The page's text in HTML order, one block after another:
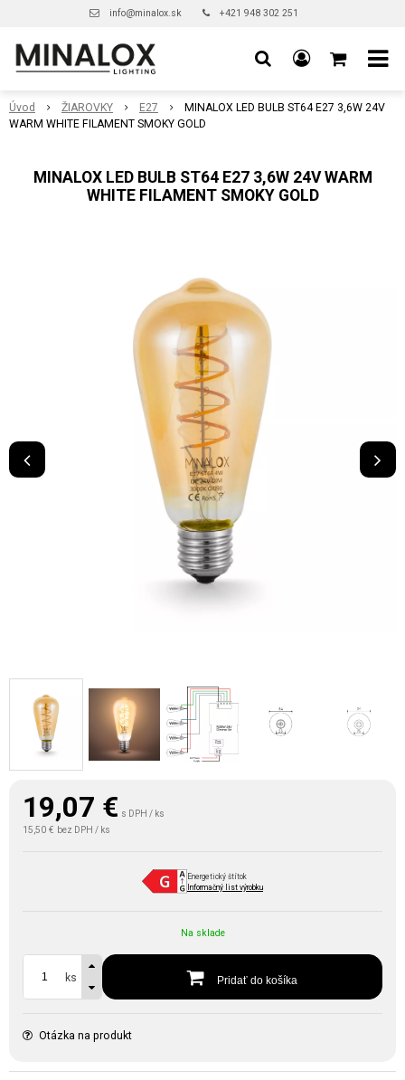
info@minalox.sk +421 948 302 251
Úvod ŽIAROVKY E27
MINALOX LED BULB ST64 E27 3,6W 24V
WARM WHITE FILAMENT SMOKY GOLD
MINALOX LED BULB ST64 E27 3,6W 24V WARM
WHITE FILAMENT SMOKY GOLD
19,07 € s DPH / ks
15,50 € bez DPH / ks
Energetický štítok
Informačný list výrobku
Na sklade
ks Pridať do košíka
Otázka na produkt